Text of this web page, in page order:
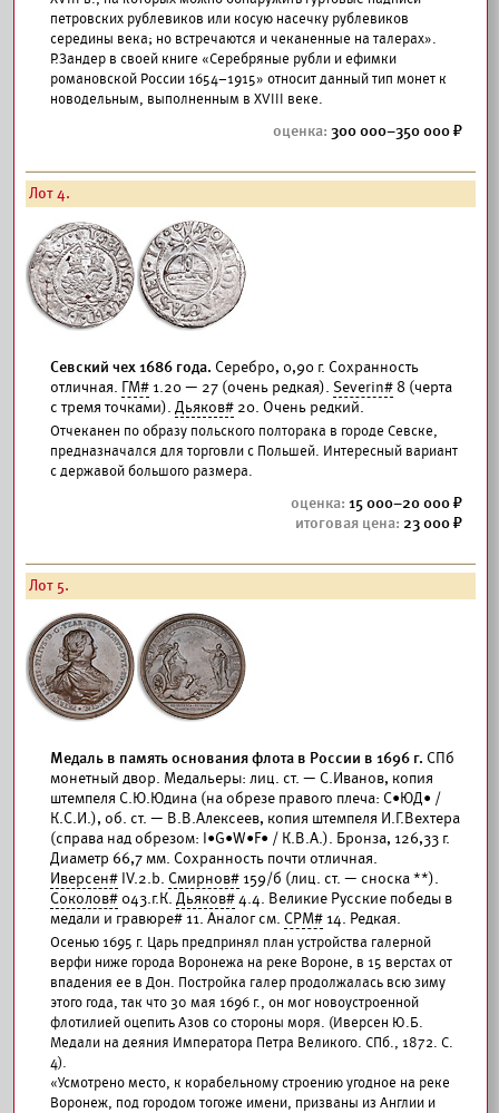
петровских рублевиков или косую насечку рублевиков
середины века; но встречаются и чеканенные на талерах».
Р.Зандер в своей книге «Серебряные рубли и ефимки
романовской России 1654–1915» относит данный тип монет к
новодельным, выполненным в XVIII веке.
300 000–350 000
Лот 4.
Севский чех 1686 года. Серебро, 0,90 г. Сохранность
отличная. ГМ# 1.20 — 27 (очень редкая). Severin# 8 (черта
с тремя точками). Дьяков# 20. Очень редкий.
Отчеканен по образу польского полторака в городе Севске,
предназначался для торговли с Польшей. Интересный вариант
с державой большого размера.
15 000–20 000
23 000
Лот 5.
Медаль в память основания флота в России в 1696 г. СПб
монетный двор. Медальеры: лиц. ст. — С.Иванов, копия
штемпеля С.Ю.Юдина (на обрезе правого плеча: С•ЮД• /
К.С.И.), об. ст. — В.В.Алексеев, копия штемпеля И.Г.Вехтера
(справа над обрезом: I•G•W•F• / К.В.А.). Бронза, 126,33 г.
Диаметр 66,7 мм. Сохранность почти отличная.
Иверсен# IV.2.b. Смирнов# 159/б (лиц. ст. — сноска **).
Соколов# 043.г.К. Дьяков#4.4. Великие Русские победы в
медали и гравюре# 11. Аналог см. СРМ# 14. Редкая.
Осенью 1695 г. Царь предпринял план устройства галерной
верфи ниже города Воронежа на реке Вороне, в 15 верстах от
впадения ее в Дон. Постройка галер продолжалась всю зиму
этого года, так что 30 мая 1696 г., он мог новоустроенной
флотилией оцепить Азов со стороны моря. (Иверсен Ю.Б.
Медали на деяния Императора Петра Великого. СПб., 1872. С.
4).
«Усмотрено место, к корабельному строению угодное на реке
Воронеж, под городом тогоже имени, призваны из Англии и